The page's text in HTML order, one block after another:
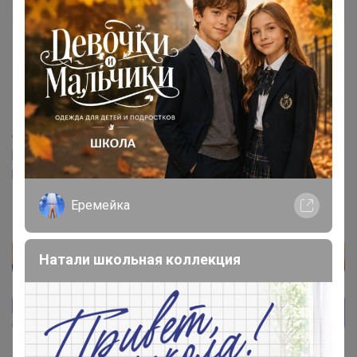
Магистр
1 октября, 2024 16:10
СЛАДКАЯ,
‌Откройте пожалуйста
h.uniqlo.cn/product
h.uniqlo.cn/product
Еремейка
Натали школьная коллекция